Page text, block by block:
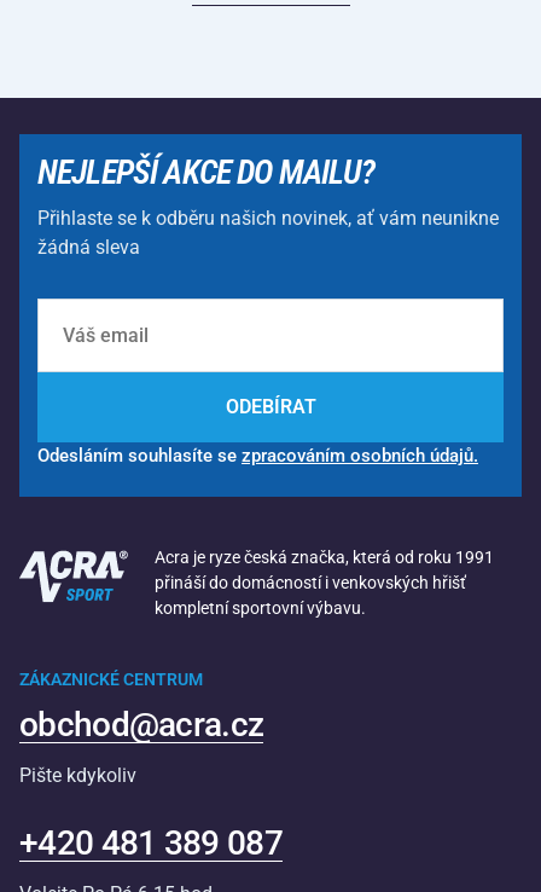
NEJLEPŠÍ AKCE DO MAILU?
Přihlaste se k odběru našich novinek, ať vám neunikne
žádná sleva
ODEBÍRAT
Odesláním souhlasíte se zpracováním osobních údajů.
Acra je ryze česká značka, která od roku 1991
přináší do domácností i venkovských hřišť
kompletní sportovní výbavu.
ZÁKAZNICKÉ CENTRUM
obchod@acra.cz
Pište kdykoliv
+420 481 389 087